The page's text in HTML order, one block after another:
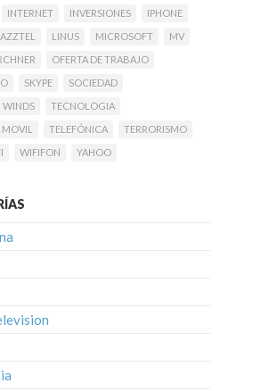
INTERNET INVERSIONES
IPHONE
LINUS MICROSOFT
MV
OFERTA DE TRABAJO
SKYPE
SOCIEDAD
WINDS
TECNOLOGIA
TELEFÓNICA
TERRORISMO
WIFIFON YAHOO